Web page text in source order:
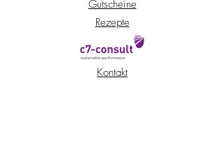
Gutscheine
Rezepte
Kontakt